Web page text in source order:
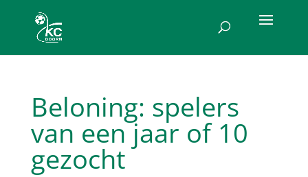
Beloning: spelers
van een jaar of 10
gezocht